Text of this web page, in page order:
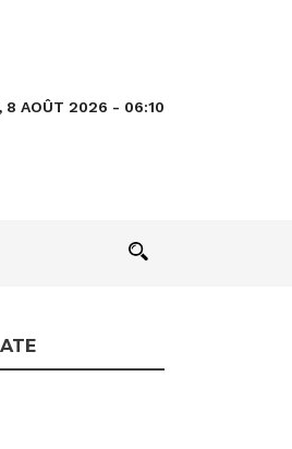
8 AOÛT 2026 - 06:10
le